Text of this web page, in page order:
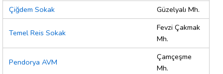
Çiğdem Sokak
Güzelyalı Mh.
Temel Reis Sokak
Fevzi Çakmak
Mh.
Pendorya AVM
Çamçeşme
Mh.